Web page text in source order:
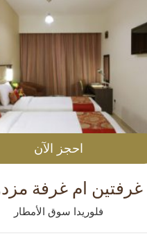
احجز الآن
غرفتين ام غرفة
فلوريدا سوق الأمطار